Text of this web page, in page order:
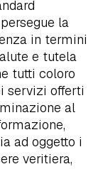
la
in termini
e tutela
tutti coloro
servizi offerti
al
ad oggetto i
veritiera,